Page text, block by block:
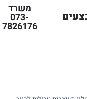
משרד
073-
7826176